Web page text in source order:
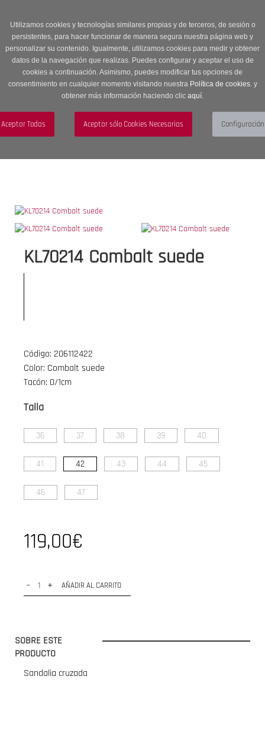
Utilizamos cookies y tecnologías similares propias y de terceros, de sesión o
persistentes, para hacer funcionar de manera segura nuestra página web y
personalizar su contenido. Igualmente, utilizamos cookies para medir y obtener
datos de la navegación que realizas. Puedes configurar y aceptar el uso de
cookies a continuación. Asimismo, puedes modificar tus opciones de
consentimiento en cualquier momento visitando nuestra Política de cookies.y
obtener más información haciendo clic aquí.
descuento en Sección OUTLET con código OUTLET20
navigation
Menú
KL70214 Combalt suede
Código: 206112422
Color: Combalt suede
Tacón: 0/1cm
Talla
36 37 38 39 40
41 42 43 44 45
46 47
119,00€
- + AÑADIR AL CARRITO
SOBRE ESTE
PRODUCTO
Sandalia cruzada